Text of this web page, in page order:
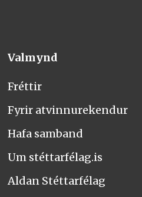
Valmynd
Fréttir
Fyrir atvinnurekendur
Hafa samband
Um stéttarfélag.is
Aldan Stéttarfélag